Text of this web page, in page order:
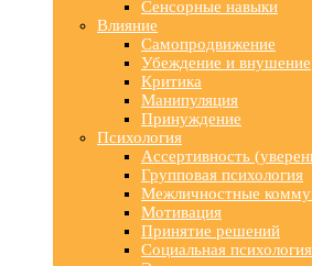
Сенсорные навыки
Влияние
Самопродвижение
Убеждение и внушение
Критика
Манипуляция
Принуждение
Психология
Ассертивность
Групповая психология
Межличностные
Мотивация
Принятие решений
Социальная психология